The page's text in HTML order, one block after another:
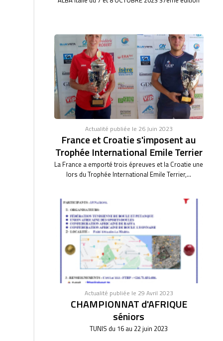
Actualité publiée le 26 Juin 2023
France et Croatie s'imposent au
Trophée International Emile Terrier
La France a emporté trois épreuves et la Croatie une
lors du Trophée International Emile Terrier,...
Actualité publiée le 29 Avril 2023
CHAMPIONNAT d'AFRIQUE
séniors
TUNIS du 16 au 22 juin 2023